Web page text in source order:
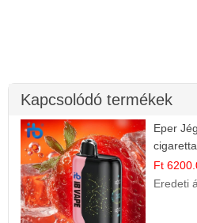
Kapcsolódó termékek
Eper
Ft
Eredeti